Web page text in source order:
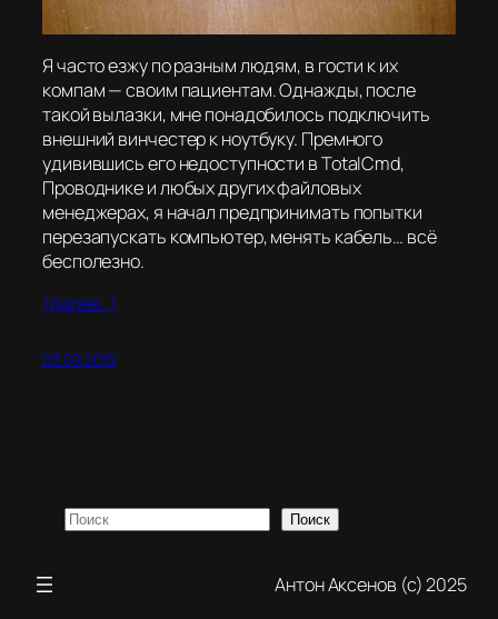
Я часто езжу по разным людям, в гости к их
компам — своим пациентам. Однажды, после
такой вылазки, мне понадобилось подключить
внешний винчестер к ноутбуку. Премного
удивившись его недоступности в TotalCmd,
Проводнике и любых других файловых
менеджерах, я начал предпринимать попытки
перезапускать компьютер, менять кабель… всё
бесполезно.
(далее…)
03.09.2015
Поиск Поиск
Антон Аксенов (с) 2025